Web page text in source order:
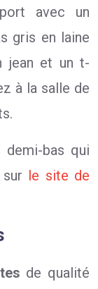
avec un
gris en laine
jean et un t-
à la salle de
bas qui
le site de
de qualité